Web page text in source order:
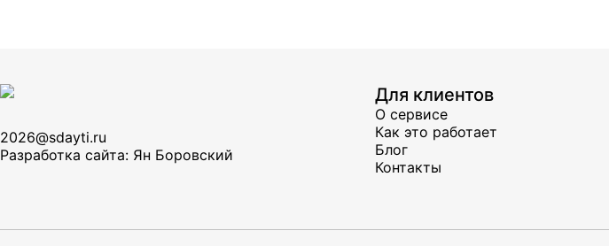
2026@sdayti.ru
Разработка сайта: Ян Боровский
Для клиентов
О сервисе
Как это работает
Блог
Контакты